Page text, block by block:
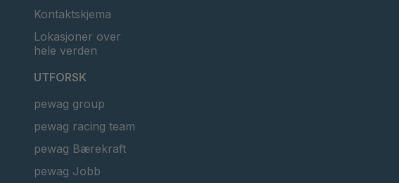
Kontaktskjema
Lokasjoner over
hele verden
UTFORSK
pewag group
pewag racing team
pewag Bærekraft
pewag Jobb